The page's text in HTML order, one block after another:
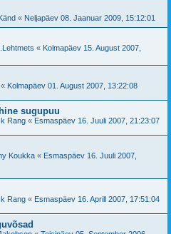
« Neljapäev 08. Jaanuar 2009, 15:12:01
« Kolmapäev 15. August 2007,
« Kolmapäev 01. August 2007, 13:22:08
sugupuu
Rang « Esmaspäev 16. Juuli 2007, 21:23:07
Koukka « Esmaspäev 16. Juuli 2007,
Rang « Esmaspäev 16. Aprill 2007, 17:51:04